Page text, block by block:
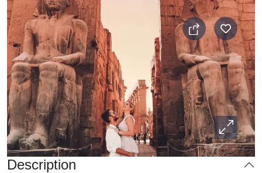
Description